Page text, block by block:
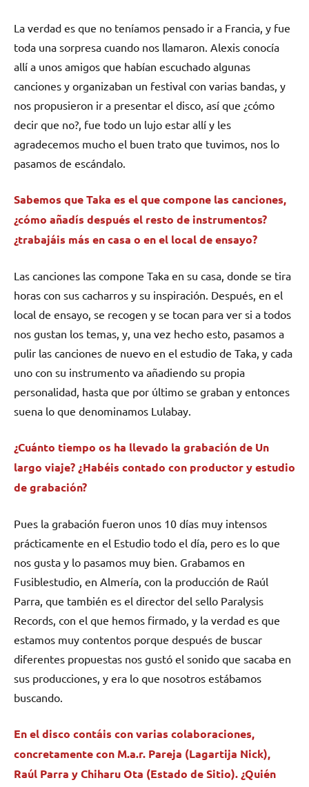
La verdad es que no teníamos pensado ir a Francia, y fue
toda una sorpresa cuando nos llamaron. Alexis conocía
allí a unos amigos que habían escuchado algunas
canciones y organizaban un festival con varias bandas, y
nos propusieron ir a presentar el disco, así que ¿cómo
decir que no?, fue todo un lujo estar allí y les
agradecemos mucho el buen trato que tuvimos, nos lo
pasamos de escándalo.
Sabemos que Taka es el que compone las canciones,
¿cómo añadís después el resto de instrumentos?
¿trabajáis más en casa o en el local de ensayo?
Las canciones las compone Taka en su casa, donde se tira
horas con sus cacharros y su inspiración. Después, en el
local de ensayo, se recogen y se tocan para ver si a todos
nos gustan los temas, y, una vez hecho esto, pasamos a
pulir las canciones de nuevo en el estudio de Taka, y cada
uno con su instrumento va añadiendo su propia
personalidad, hasta que por último se graban y entonces
suena lo que denominamos Lulabay.
¿Cuánto tiempo os ha llevado la grabación de Un
largo viaje? ¿Habéis contado con productor y estudio
de grabación?
Pues la grabación fueron unos 10 días muy intensos
prácticamente en el Estudio todo el día, pero es lo que
nos gusta y lo pasamos muy bien. Grabamos en
Fusiblestudio, en Almería, con la producción de Raúl
Parra, que también es el director del sello Paralysis
Records, con el que hemos firmado, y la verdad es que
estamos muy contentos porque después de buscar
diferentes propuestas nos gustó el sonido que sacaba en
sus producciones, y era lo que nosotros estábamos
buscando.
En el disco contáis con varias colaboraciones,
concretamente con M.a.r. Pareja (Lagartija Nick),
Raúl Parra y Chiharu Ota (Estado de Sitio). ¿Quién